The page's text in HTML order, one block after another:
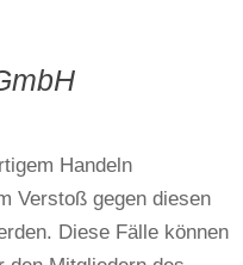
Handeln
Verstoß gegen diesen
Diese Fälle können